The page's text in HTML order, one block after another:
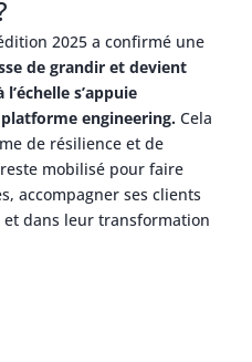
2025 a confirmé une
de grandir et devient
s’appuie
engineering. Cela
de résilience et de
reste mobilisé pour faire
accompagner ses clients
dans leur transformation